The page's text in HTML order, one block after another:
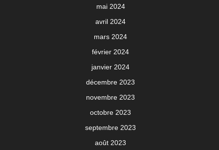
mai 2024
avril 2024
mars 2024
février 2024
janvier 2024
décembre 2023
novembre 2023
octobre 2023
septembre 2023
août 2023